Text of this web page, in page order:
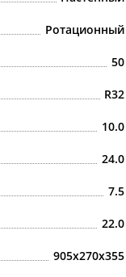
Ротационный
50
R32
10.0
24.0
7.5
22.0
905x270x355